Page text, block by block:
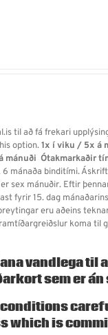
til að fá frekari
option.1x í viku / 5x á
mánuði Ótakmarkaðir
mánaða binditími.
sex mánuðir. Eftir
fyrir 15. dag
eru aðeins
koma til
vandlega
sem er
conditions
which is